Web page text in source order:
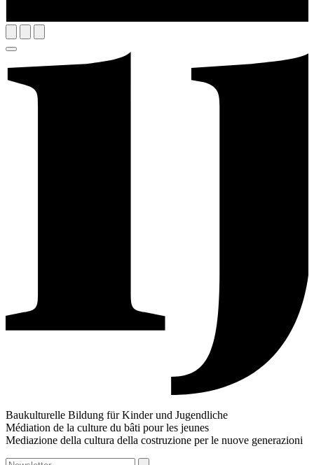
Baukulturelle Bildung für Kinder und Jugendliche
Médiation de la culture du bâti pour les jeunes
Mediazione della cultura della costruzione per le nuove generazioni